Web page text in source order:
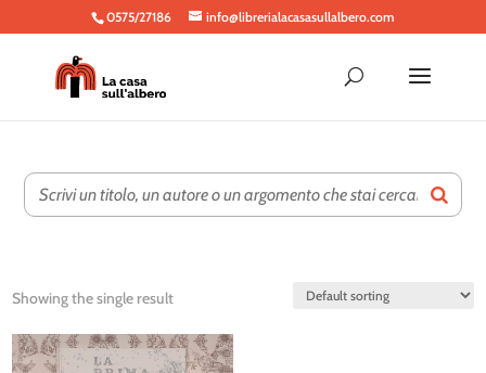
0575/27186 info@librerialacasasullalbero.com
Showing the single result